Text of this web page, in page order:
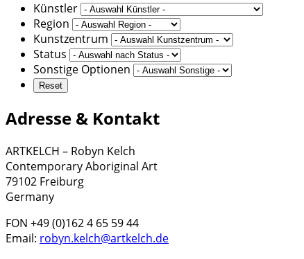
Künstler
Region
Kunstzentrum
Status
Sonstige Optionen
Adresse & Kontakt
ARTKELCH – Robyn Kelch
Contemporary Aboriginal Art
79102 Freiburg
Germany
FON +49 (0)162 4 65 59 44
Email: robyn.kelch@artkelch.de